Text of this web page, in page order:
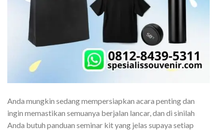
Anda mungkin sedang mempersiapkan acara penting dan
ingin memastikan semuanya berjalan lancar, dan di sinilah
Anda butuh panduan seminar kit yang jelas supaya setiap